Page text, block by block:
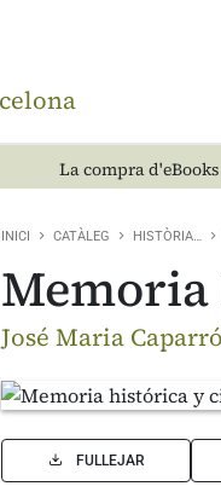
La compra
INICI CATÀLEG HISTÒRIA…
José Maria
FULLEJAR